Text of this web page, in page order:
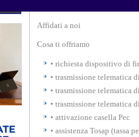
Affidati a noi
Cosa ti offriamo
• richiesta dispositivo di
• trasmissione telematica
• trasmissione telematica
• trasmissione telematica
• attivazione casella Pec
• assistenza Tosap (tassa